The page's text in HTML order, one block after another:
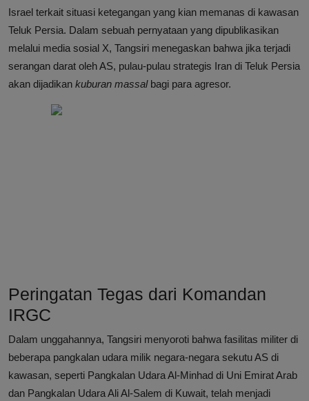
Israel terkait situasi ketegangan yang kian memanas di kawasan
Teluk Persia. Dalam sebuah pernyataan yang dipublikasikan
melalui media sosial X, Tangsiri menegaskan bahwa jika terjadi
serangan darat oleh AS, pulau-pulau strategis Iran di Teluk Persia
akan dijadikan kuburan massalbagi para agresor.
Peringatan Tegas dari Komandan
IRGC
Dalam unggahannya, Tangsiri menyoroti bahwa fasilitas militer di
beberapa pangkalan udara milik negara-negara sekutu AS di
kawasan, seperti Pangkalan Udara Al-Minhad di Uni Emirat Arab
dan Pangkalan Udara Ali Al-Salem di Kuwait, telah menjadi